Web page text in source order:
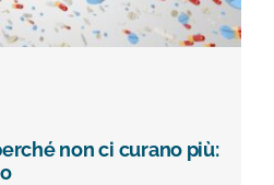
non ci curano più: